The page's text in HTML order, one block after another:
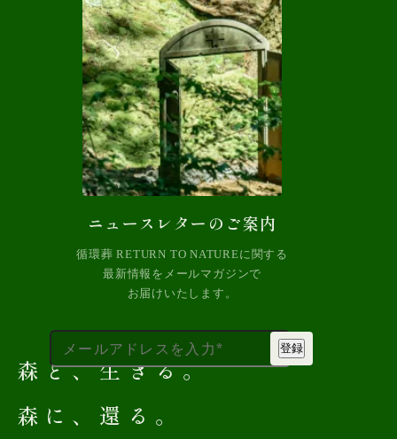
ニュースレターのご案内
循環葬 RETURN TO NATUREに関する
最新情報をメールマガジンで
お届けいたします。
森 と、生きる。
森 に 、 還 る 。